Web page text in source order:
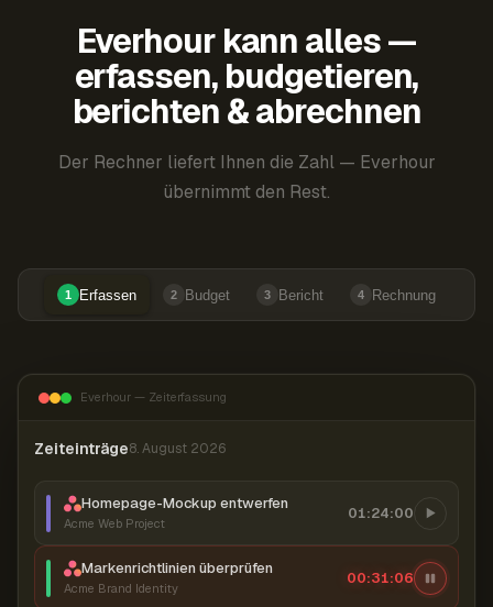
Everhour kann alles —
erfassen, budgetieren,
berichten & abrechnen
Der Rechner liefert Ihnen die Zahl — Everhour
übernimmt den Rest.
1 Erfassen 2 Budget 3 Bericht 4 Rechnung
Everhour — Zeiterfassung
Zeiteinträge8. August 2026
Homepage-Mockup entwerfen
Acme Web Project
01:24:00
Markenrichtlinien überprüfen
Acme Brand Identity
00:31:07